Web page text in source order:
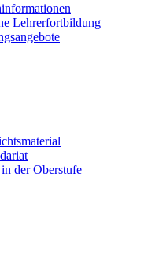
Lehrerfortbildung
der Oberstufe